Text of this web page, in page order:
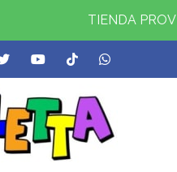
TIENDA